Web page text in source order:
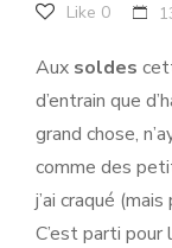
Like 0
Aux soldes
d’entrain que
grand chose,
comme des
j’ai craqué
C’est parti